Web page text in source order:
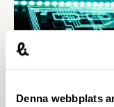
Denna webbplats